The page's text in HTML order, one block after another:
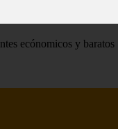
ecónomicos y baratos